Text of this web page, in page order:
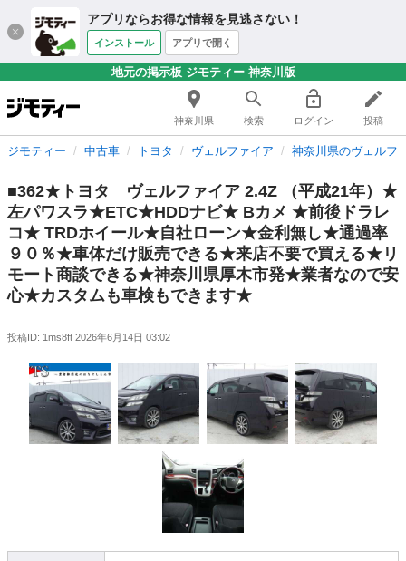
アプリならお得な情報を見逃さない！
インストール アプリで開く
地元の掲示板 ジモティー 神奈川版
神奈川県 検索 ログイン 投稿
ジモティー 中古車 トヨタ ヴェルファイア 神奈川県のヴェルフ
■362★トヨタ ヴェルファイア 2.4Z （平成21年）★
左パワスラ★ETC★HDDナビ★ Bカメ ★前後ドラレ
コ★ TRDホイール★自社ローン★金利無し★通過率
９０％★車体だけ販売できる★来店不要で買える★リ
モート商談できる★神奈川県厚木市発★業者なので安
心★カスタムも車検もできます★
投稿ID: 1ms8ft 2026年6月14日 03:02